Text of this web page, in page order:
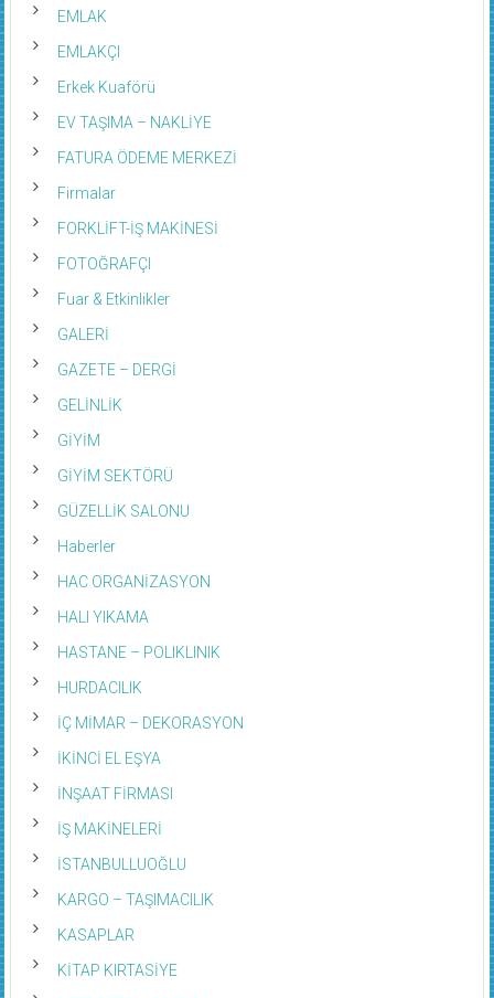
EMLAK
EMLAKÇI
Erkek Kuaförü
EV TAŞIMA – NAKLİYE
FATURA ÖDEME MERKEZİ
Firmalar
FORKLİFT-İŞ MAKİNESİ
FOTOĞRAFÇI
Fuar & Etkinlikler
GALERİ
GAZETE – DERGİ
GELİNLİK
GİYİM
GİYİM SEKTÖRÜ
GÜZELLİK SALONU
Haberler
HAC ORGANİZASYON
HALI YIKAMA
HASTANE – POLIKLINIK
HURDACILIK
İÇ MİMAR – DEKORASYON
İKİNCİ EL EŞYA
İNŞAAT FİRMASI
İŞ MAKİNELERİ
İSTANBULLUOĞLU
KARGO – TAŞIMACILIK
KASAPLAR
KİTAP KIRTASİYE